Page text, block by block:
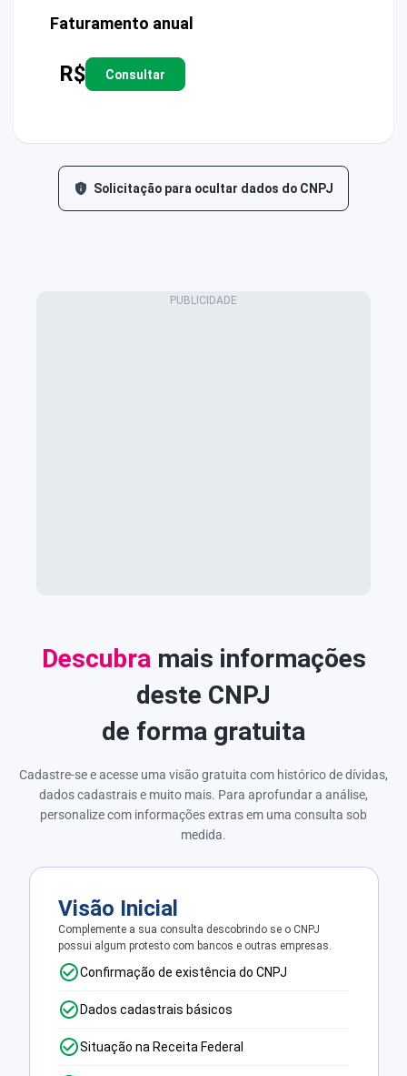
Faturamento anual
R$ Consultar
Solicitação para ocultar dados do CNPJ
Descubra mais informações
deste CNPJ
de forma gratuita
Cadastre-se e acesse uma visão gratuita com histórico de dívidas,
dados cadastrais e muito mais. Para aprofundar a análise,
personalize com informações extras em uma consulta sob
medida.
Visão Inicial
Complemente a sua consulta descobrindo se o CNPJ
possui algum protesto com bancos e outras empresas.
Confirmação de existência do CNPJ
Dados cadastrais básicos
Situação na Receita Federal